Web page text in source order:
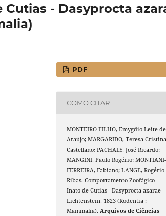
- Dasyprocta
PDF
COMO CITAR
MONTEIRO-FILHO, Emygdio Leite de
Araújo; MARGARIDO, Teresa Cristina
Castellano; PACHALY, José Ricardo;
MANGINI, Paulo Rogério; MONTIANI-
FERREIRA, Fabiano; LANGE, Rogério
Ribas. Comportamento Zoofágico
Inato de Cutias - Dasyprocta azarae
Lichtenstein, 1823 (Rodentia :
Mammalia).Arquivos de Ciências